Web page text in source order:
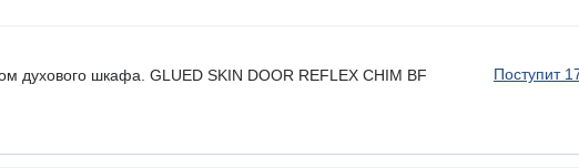
духового шкафа. GLUED SKIN DOOR REFLEX CHIM BF
Поступит